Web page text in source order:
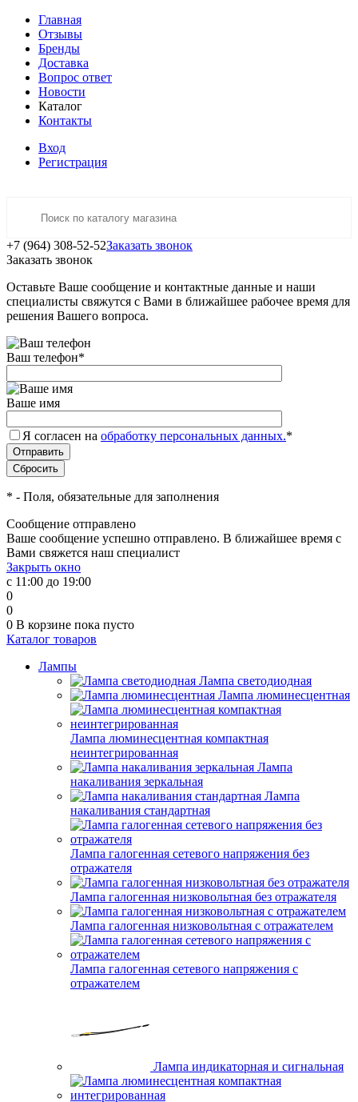
Главная
Отзывы
Бренды
Доставка
Вопрос ответ
Новости
Каталог
Контакты
Вход
Регистрация
+7 (964) 308-52-52Заказать звонок
Заказать звонок
Оставьте Ваше сообщение и контактные данные и наши
специалисты свяжутся с Вами в ближайшее рабочее время для
решения Вашего вопроса.
Ваш телефон*
Ваше имя
Я согласен на обработку персональных данных.*
* - Поля, обязательные для заполнения
Сообщение отправлено
Ваше сообщение успешно отправлено. В ближайшее время с
Вами свяжется наш специалист
Закрыть окно
с 11:00 до 19:00
0
0
0 В корзине пока пусто
Каталог товаров
Лампы
Лампа светодиодная
Лампа люминесцентная
Лампа люминесцентная компактная
неинтегрированная
Лампа
накаливания зеркальная
Лампа
накаливания стандартная
Лампа галогенная сетевого напряжения без
отражателя
Лампа галогенная низковольтная без отражателя
Лампа галогенная низковольтная с отражателем
Лампа галогенная сетевого напряжения с
отражателем
Лампа индикаторная и сигнальная